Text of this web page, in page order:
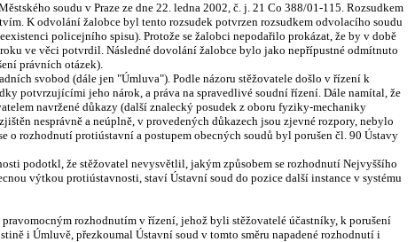
soudu v Praze ze dne 22. ledna 2002, č. j. 21 Co 388/01-115. Rozsudkem
K odvolání žalobce byl tento rozsudek potvrzen rozsudkem odvolacího soudu
policejního spisu). Protože se žalobci nepodařilo prokázat, že by v době
ve věci potvrdil. Následné dovolání žalobce bylo jako nepřípustné odmítnuto
právních otázek).
svobod (dále jen "Úmluva"). Podle názoru stěžovatele došlo v řízení k
potvrzujícími jeho nárok, a práva na spravedlivé soudní řízení. Dále namítal, že
navržené důkazy (další znalecký posudek z oboru fyziky-mechaniky
nesprávně a neúplně, v provedených důkazech jsou zjevné rozpory, nebylo
o rozhodnutí protiústavní a postupem obecných soudů byl porušen čl. 90 Ústavy
podotkl, že stěžovatel nevysvětlil, jakým způsobem se rozhodnutí Nejvyššího
výtkou protiústavnosti, staví Ústavní soud do pozice další instance v systému
rozhodnutím v řízení, jehož byli stěžovatelé účastníky, k porušení
i Úmluvě, přezkoumal Ústavní soud v tomto směru napadené rozhodnutí i